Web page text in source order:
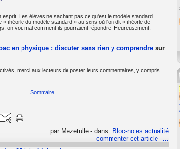
Les élèves ne sachant pas ce qu'est le modèle standard
théorie du modèle standard » au sens où l'on dit « théorie de
on voit mal comment ils pourraient répondre. Heureusement,
en physique : discuter sans rien y comprendre sur
merci aux lecteurs de poster leurs commentaires, y compris
Sommaire
par Mezetulle -dans
Bloc-notes actualité
commenter cet article